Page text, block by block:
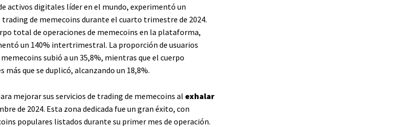
activos digitales líder en el mundo, experimentó un
de memecoins durante el cuarto trimestre de 2024.
total de operaciones de memecoins en la plataforma,
un 140% intertrimestral. La proporción de usuarios
subió a un 35,8%, mientras que el cuerpo
que se duplicó, alcanzando un 18,8%.
mejorar sus servicios de trading de memecoins al exhalar
de 2024. Esta zona dedicada fue un gran éxito, con
populares listados durante su primer mes de operación.